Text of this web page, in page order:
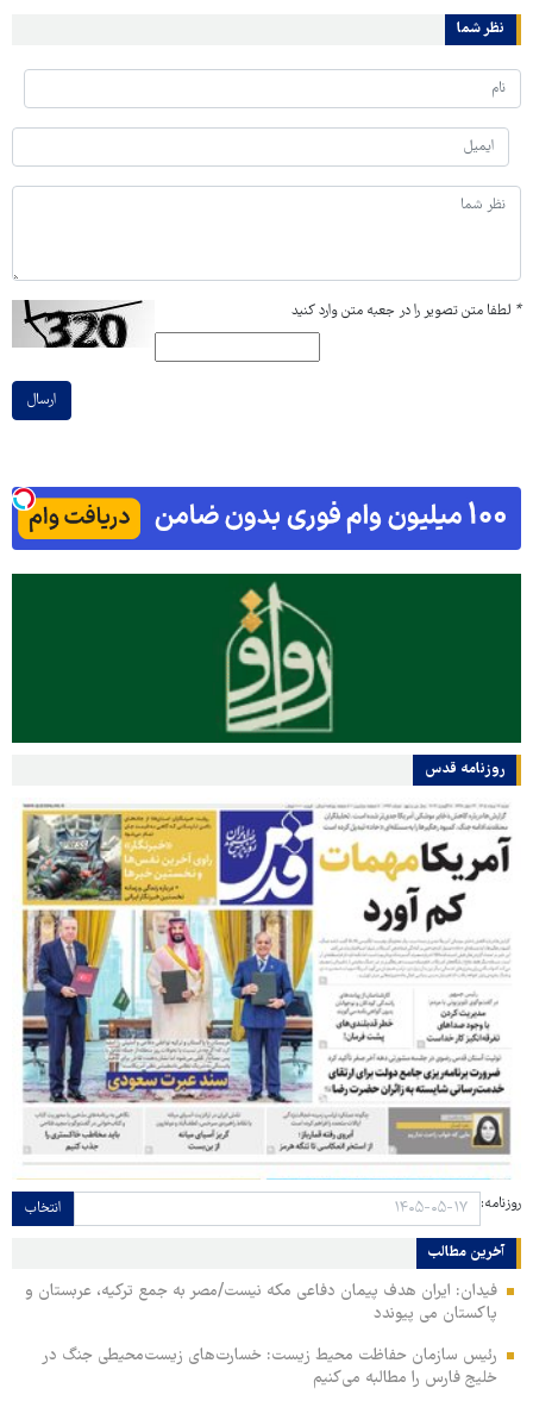
نظر شما
* لطفا متن تصویر را در جعبه متن وارد کنید
ارسال
روزنامه قدس
روزنامه: انتخاب
آخرین مطالب
فیدان: ایران هدف پیمان دفاعی مکه نیست/مصر به جمع ترکیه، عربستان و
پاکستان می پیوندد
رئیس سازمان حفاظت محیط زیست: خسارت‌های زیست‌محیطی جنگ در
خلیج فارس را مطالبه‌ می‌کنیم